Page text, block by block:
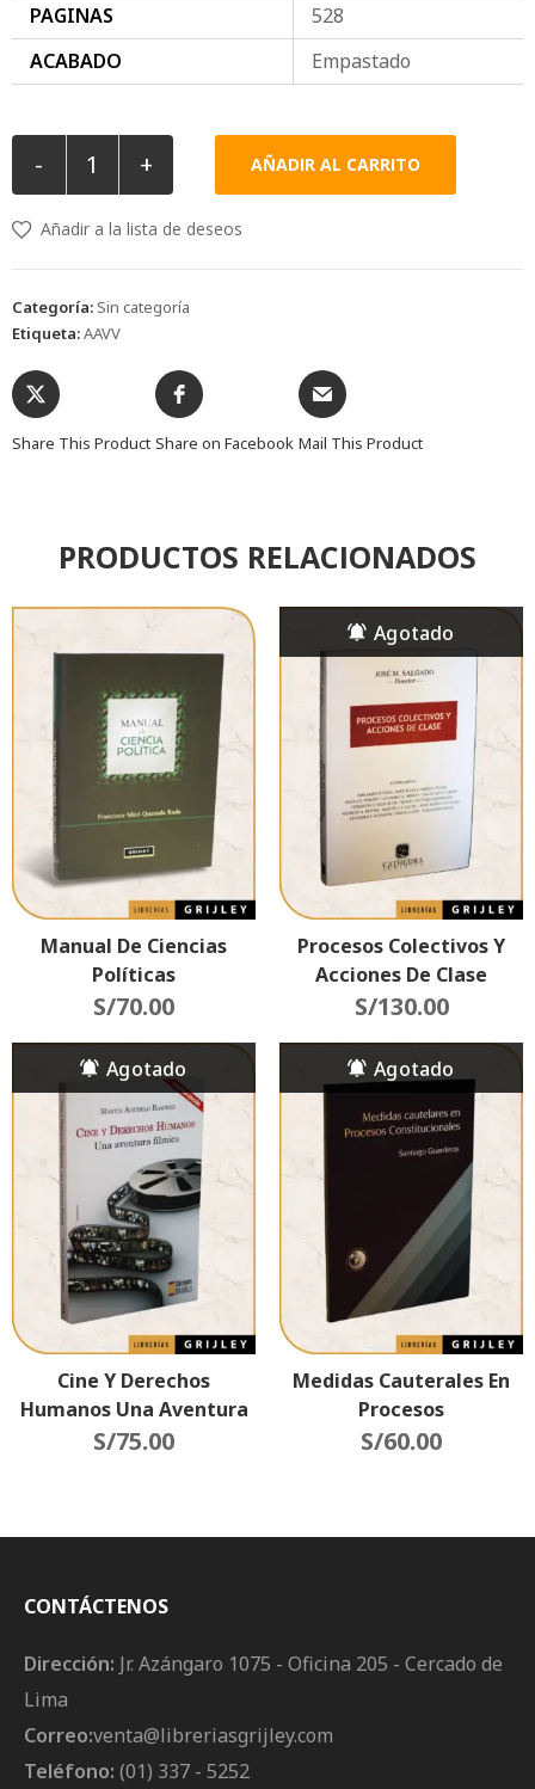
PAGINAS
528
ACABADO
Empastado
- + AÑADIR AL CARRITO
Añadir a la lista de deseos
Categoría: Sin categoría
Etiqueta:AAVV
Share This Product Share on Facebook Mail This Product
PRODUCTOS RELACIONADOS
Manual De Ciencias
Políticas
S/70.00
Procesos Colectivos Y
Acciones De Clase
S/130.00
Cine Y Derechos
Humanos Una Aventura
Fílmica (Segunda Edición)
S/75.00
Medidas Cauterales En
Procesos
Constitucionales
S/60.00
CONTÁCTENOS
Dirección: Jr. Azángaro 1075 - Oficina 205 - Cercado de
Lima
Correo:venta@libreriasgrijley.com
Teléfono: (01) 337 - 5252